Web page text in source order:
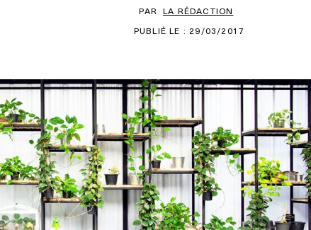
PAR LA RÉDACTION
PUBLIÉ LE : 29/03/2017